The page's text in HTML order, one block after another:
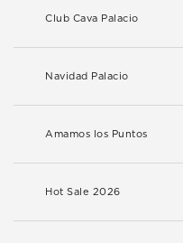
Club Cava Palacio
Navidad Palacio
Amamos los Puntos
Hot Sale 2026